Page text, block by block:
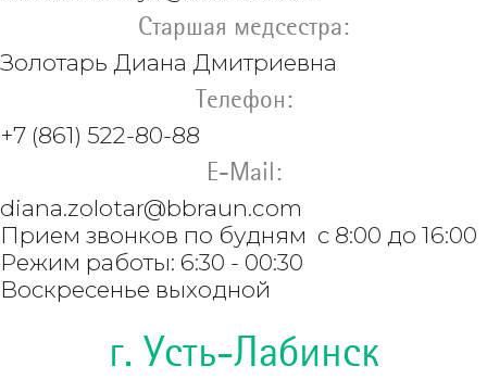
Старшая медсестра:
Золотарь Диана Дмитриевна
Телефон:
+7 (861) 522-80-88
E-Mail:
diana.zolotar@bbraun.com
Прием звонков по будням с 8:00 до 16:00
Режим работы: 6:30 - 00:30
Воскресенье выходной
г. Усть-Лабинск